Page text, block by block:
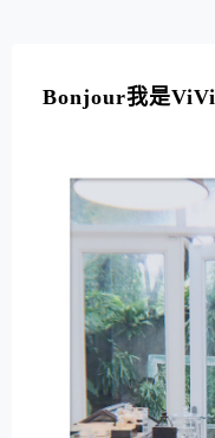
Bonjour我是ViVi